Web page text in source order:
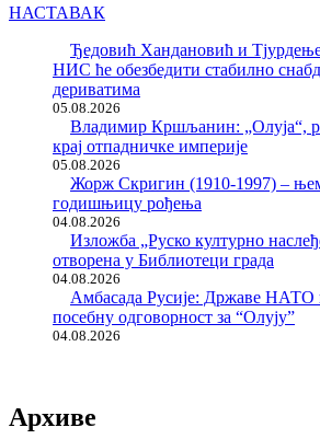
НАСТАВАК
Ђедовић Хандановић и
НИС ће обезбедити стабилно
дериватима
05.08.2026
Владимир Кршљанин: „Олуја“,
крај отпадничке империје
05.08.2026
Жорж Скригин (1910-1997) –
годишњицу рођења
04.08.2026
Изложба „Руско културно
отворена у Библиотеци града
04.08.2026
Амбасада Русије: Државе НАТО
посебну одговорност за “Олују”
04.08.2026
Архиве